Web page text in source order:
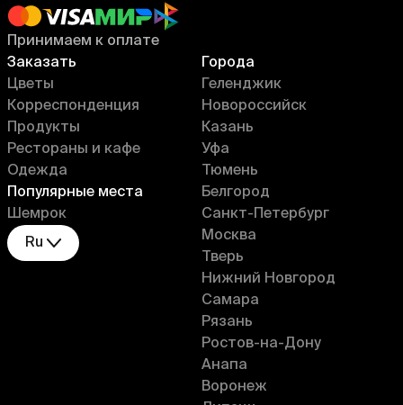
Заказать
Цветы
Корреспонденция
Продукты
Рестораны и кафе
Одежда
Популярные места
Шемрок
Ru
Города
Геленджик
Новороссийск
Казань
Уфа
Тюмень
Белгород
Санкт-Петербург
Москва
Тверь
Нижний Новгород
Самара
Рязань
Ростов-на-Дону
Анапа
Воронеж
Принимаем к оплате